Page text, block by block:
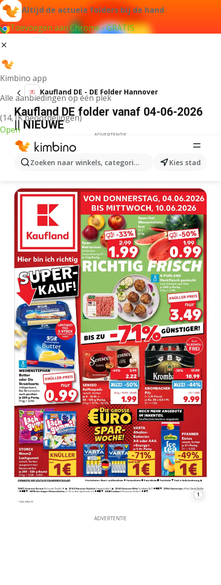
Altijd de actuele folders bij de hand
Toevoegen aan Chrome - GRATIS
Kimbino app
Alle aanbiedingen op één plek
(14,1K beoordelingen)
Open
Zoeken naar winkels, categorieën, producten...
Kies stad
Kaufland DE - DE Folder Hannover
Kaufland DE folder vanaf 04-06-2026
|| NIEUWE
ADVERTENTIE
1
ADVERTENTIE